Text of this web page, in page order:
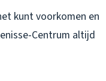
kunt voorkomen en
Centrum altijd